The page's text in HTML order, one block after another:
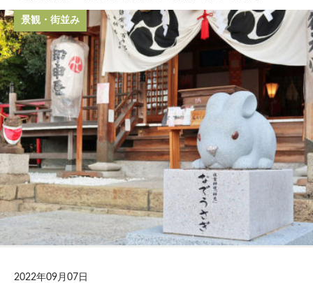
景観・街並み
2022年09月07日